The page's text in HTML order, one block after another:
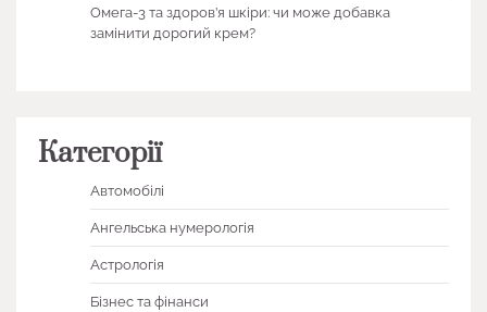
Омега-3 та здоров’я шкіри: чи може добавка
замінити дорогий крем?
Категорії
Автомобілі
Ангельська нумерологія
Астрологія
Бізнес та фінанси